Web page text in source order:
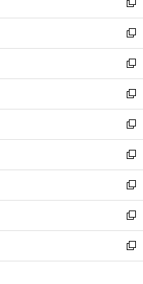
ィ
ン
ド
ウ
で
開
く
い
ウ
ィ
ン
ド
ウ
で
開
く
新
し
い
ウ
ィ
ン
ド
ウ
で
開
く
新
し
い
ウ
ィ
ン
ド
ウ
で
開
く
新
し
い
ウ
ィ
ン
ド
ウ
で
開
く
新
し
い
ウ
ィ
ン
ド
ウ
で
開
く
新
し
い
ウ
ィ
ン
ド
ウ
で
開
新
し
い
ウ
ィ
ン
ド
ウ
新
し
い
ウ
ィ
ン
新
し
い
ウ
新
し